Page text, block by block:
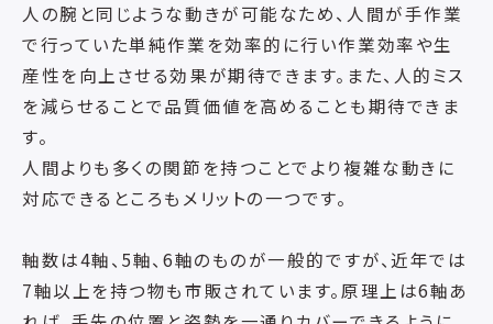
人の腕と同じような動きが可能なため、人間が手作業
で行っていた単純作業を効率的に行い作業効率や生
産性を向上させる効果が期待できます。また、人的ミス
を減らせることで品質価値を高めることも期待できま
す。
人間よりも多くの関節を持つことでより複雑な動きに
対応できるところもメリットの一つです。
軸数は4軸、5軸、6軸のものが一般的ですが、近年では
7軸以上を持つ物も市販されています。原理上は6軸あ